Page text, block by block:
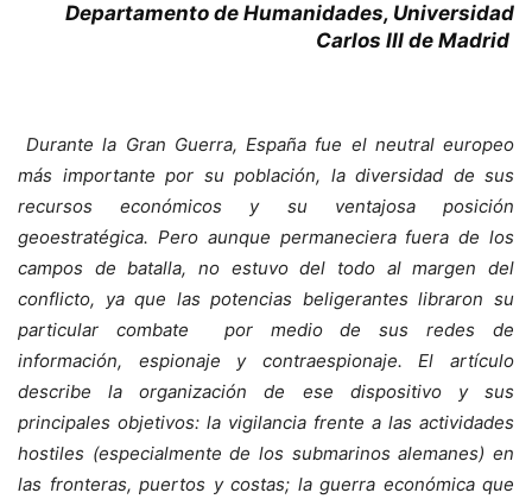
Departamento de Humanidades, Universidad
Carlos III de Madrid
Durante la Gran Guerra, España fue el neutral europeo
más importante por su población, la diversidad de sus
recursos económicos y su ventajosa posición
geoestratégica. Pero aunque permaneciera fuera de los
campos de batalla, no estuvo del todo al margen del
conflicto, ya que las potencias beligerantes libraron su
particular combate por medio de sus redes de
información, espionaje y contraespionaje. El artículo
describe la organización de ese dispositivo y sus
principales objetivos: la vigilancia frente a las actividades
hostiles (especialmente de los submarinos alemanes) en
las fronteras, puertos y costas; la guerra económica que